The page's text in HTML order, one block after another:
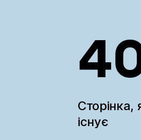
Сторінка,
існує